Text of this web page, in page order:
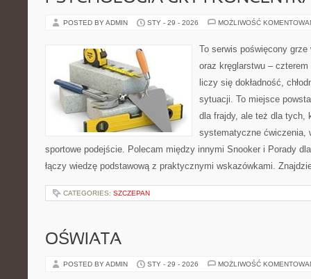
POSTED BY ADMIN STY - 29 - 2026 MOŻLIWOŚĆ
To serwis poświęcony
oraz kręglarstwu –
liczy się dokładność,
sytuacji. To miejsce
dla frajdy, ale też dla tych,
systematyczne ćwiczenia,
sportowe podejście. Polecam między innymi Snooker i Porady
łączy wiedzę podstawową z praktycznymi wskazówkami.
CATEGORIES: SZCZEPAN
OŚWIATA
POSTED BY ADMIN STY - 29 - 2026 MOŻLIWOŚĆ